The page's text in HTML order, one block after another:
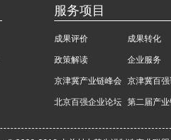
服务项目
成果评价 成果转化
政策解读 企业服务
京津冀产业链峰会 京津冀百
北京百强企业论坛 第二届产